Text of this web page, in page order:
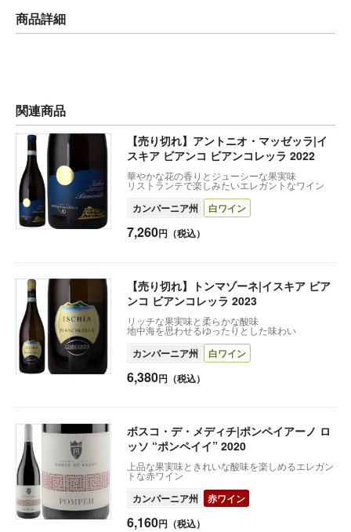
商品詳細
関連商品
【売り切れ】アントニオ・マッゼッラ|イ
スキア ビアンコ ビアンコレッラ 2022
華やかな花の香りとジューシーな果実味
リストランテで楽しみたいエレガントなワイン
カンパーニア州 白ワイン
7,260円（税込）
【売り切れ】トンマゾーネ|イスキア ビア
ンコ ビアンコレッラ 2023
リッチな果実味と柔らかな酸味
地中海を思わせるゆったりとした味わい
カンパーニア州 白ワイン
6,380円（税込）
ボスコ・デ・メディチ|ポンペイアーノ ロ
ッソ “ポンペイイ” 2020
上品な果実味ときれいな酸味を楽しめるエレガン
トな赤ワイン
カンパーニア州 赤ワイン
6,160円（税込）